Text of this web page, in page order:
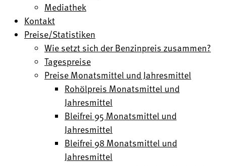
Mediathek
Kontakt
Preise/Statistiken
Wie setzt sich der Benzinpreis zusammen?
Tagespreise
Preise Monatsmittel und Jahresmittel
Rohölpreis Monatsmittel und
Jahresmittel
Bleifrei 95 Monatsmittel und
Jahresmittel
Bleifrei 98 Monatsmittel und
Jahresmittel